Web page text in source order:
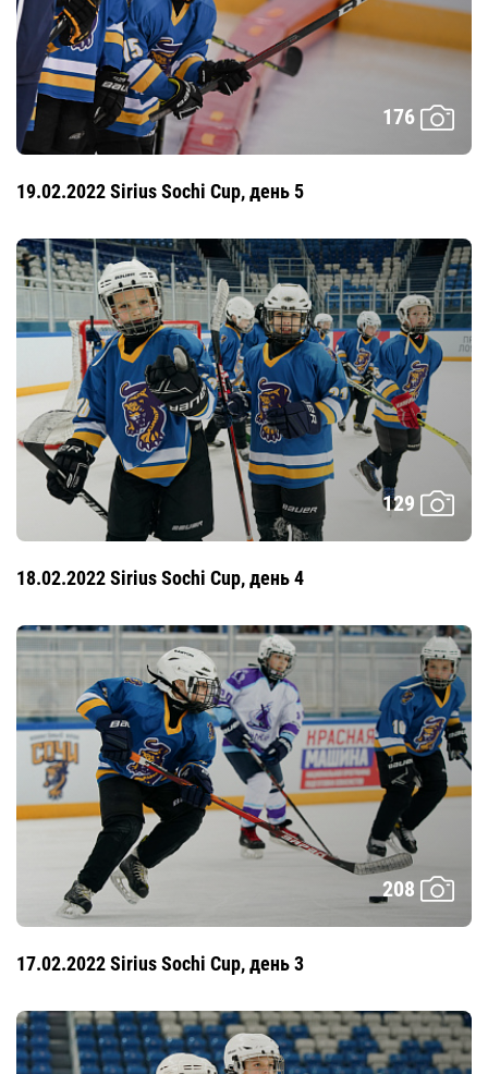
176
19.02.2022 Sirius Sochi Cup, день 5
129
18.02.2022 Sirius Sochi Cup, день 4
208
17.02.2022 Sirius Sochi Cup, день 3